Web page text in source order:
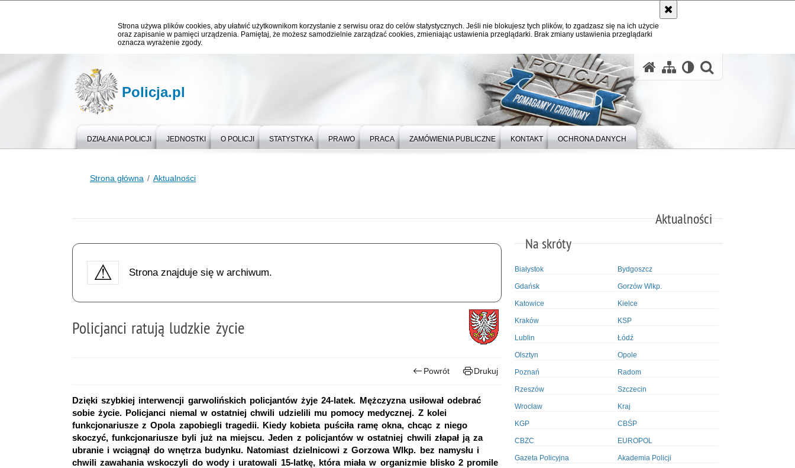
Strona używa plików cookies, aby ułatwić użytkownikom korzystanie z serwisu oraz do celów statystycznych. Jeśli nie blokujesz tych plików, to zgadzasz się na ich użycie
oraz zapisanie w pamięci urządzenia. Pamiętaj, że możesz samodzielnie zarządzać cookies, zmieniając ustawienia przeglądarki. Brak zmiany ustawienia przeglądarki
oznacza wyrażenie zgody.
Policja.pl
DZIAŁANIA POLICJI JEDNOSTKI O POLICJI STATYSTYKA PRAWO PRACA ZAMÓWIENIA PUBLICZNE KONTAKT OCHRONA DANYCH
Strona główna Aktualności
Aktualności
Strona znajduje się w archiwum.
Policjanci ratują ludzkie życie
Powrót Drukuj
Dzięki szybkiej interwencji garwolińskich policjantów żyje 24-latek. Mężczyzna usiłował odebrać
sobie życie. Policjanci niemal w ostatniej chwili udzielili mu pomocy medycznej. Z kolei
funkcjonariusze z Opola zapobiegli tragedii. Kiedy kobieta puściła ramę okna, chcąc z niego
skoczyć, funkcjonariusze byli już na miejscu. Jeden z policjantów w ostatniej chwili złapał ją za
ubranie i wciągnął do wnętrza budynku. Natomiast dzielnicowi z Gorzowa Wlkp. bez namysłu i
chwili zawahania wskoczyli do wody i uratowali 15-latkę, która miała w organizmie blisko 2 promile
Na skróty
Białystok Bydgoszcz
Gdańsk Gorzów Wlkp.
Katowice Kielce
Kraków KSP
Lublin Łódź
Olsztyn Opole
Poznań Radom
Rzeszów Szczecin
Wrocław Kraj
KGP CBŚP
CBZC EUROPOL
Gazeta Policyjna Akademia Policji